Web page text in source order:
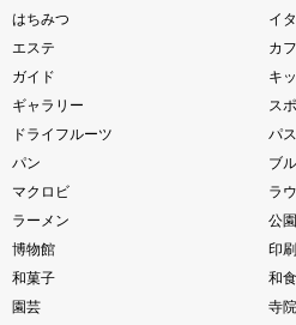
はちみつ
イ
エステ
カ
ガイド
キ
ギャラリー
ス
ドライフルーツ
パ
パン
ブ
マクロビ
ラ
ラーメン
公園
博物館
印刷
和菓子
和食
園芸
寺院